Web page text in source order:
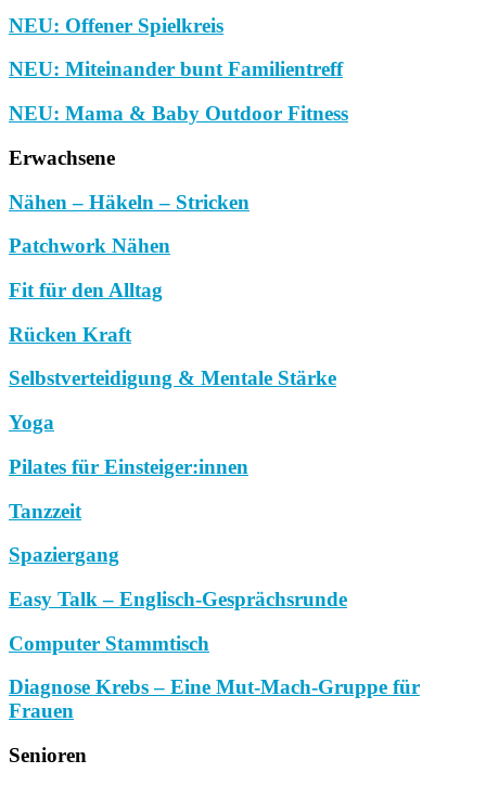
NEU: Offener Spielkreis
NEU: Miteinander bunt Familientreff
NEU: Mama & Baby Outdoor Fitness
Erwachsene
Nähen – Häkeln – Stricken
Patchwork Nähen
Fit für den Alltag
Rücken Kraft
Selbstverteidigung & Mentale Stärke
Yoga
Pilates für Einsteiger:innen
Tanzzeit
Spaziergang
Easy Talk – Englisch-Gesprächsrunde
Computer Stammtisch
Diagnose Krebs – Eine Mut-Mach-Gruppe für
Frauen
Senioren